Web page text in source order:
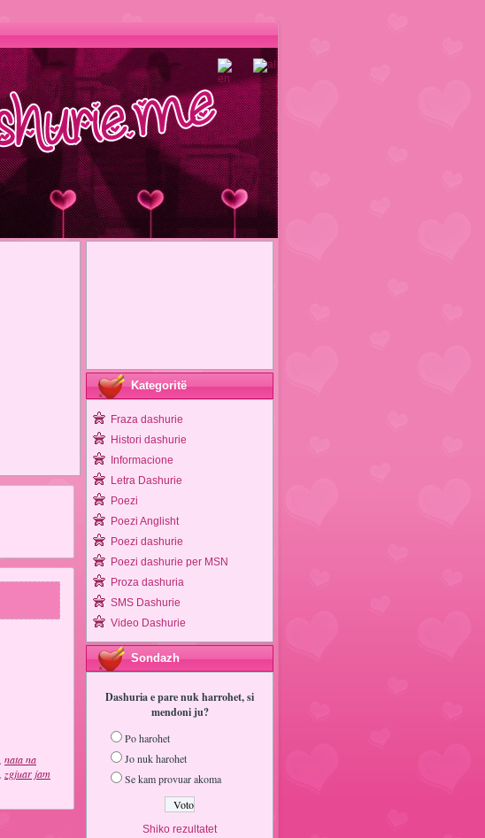
nata na
zgjuar jam
Kategoritë
Fraza dashurie
Histori dashurie
Informacione
Letra Dashurie
Poezi
Poezi Anglisht
Poezi dashurie
Poezi dashurie per MSN
Proza dashuria
SMS Dashurie
Video Dashurie
Sondazh
Dashuria e pare nuk harrohet, si
mendoni ju?
Po harohet
Jo nuk harohet
Se kam provuar akoma
Shiko rezultatet